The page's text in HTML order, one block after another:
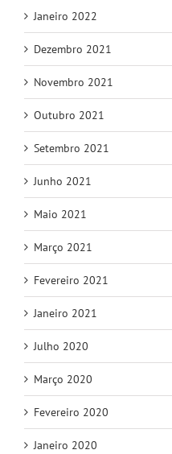
Janeiro 2022
Dezembro 2021
Novembro 2021
Outubro 2021
Setembro 2021
Junho 2021
Maio 2021
Março 2021
Fevereiro 2021
Janeiro 2021
Julho 2020
Março 2020
Fevereiro 2020
Janeiro 2020